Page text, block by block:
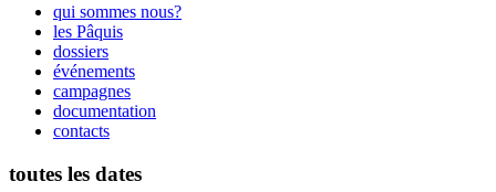
qui sommes nous?
les Pâquis
dossiers
événements
campagnes
documentation
contacts
toutes les dates